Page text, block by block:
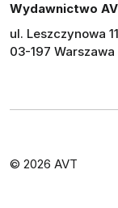
Wydawnictwo
ul. Leszczynowa 11
03-197 Warszawa
© 2026 AVT